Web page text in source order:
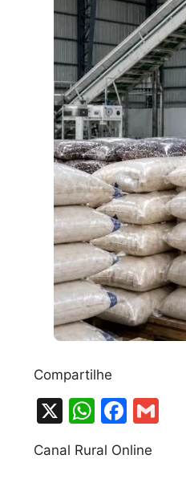
Compartilhe
X
W
h
at
F
a
c
Canal Rural Online